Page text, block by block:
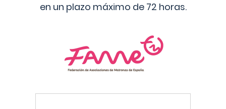
en un plazo máximo de 72 horas.